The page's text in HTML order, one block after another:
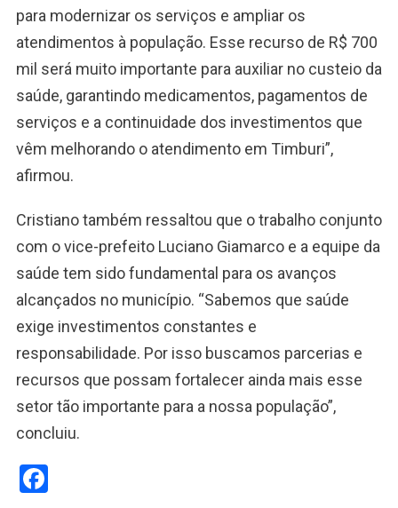
para modernizar os serviços e ampliar os
atendimentos à população. Esse recurso de R$ 700
mil será muito importante para auxiliar no custeio da
saúde, garantindo medicamentos, pagamentos de
serviços e a continuidade dos investimentos que
vêm melhorando o atendimento em Timburi”,
afirmou.
Cristiano também ressaltou que o trabalho conjunto
com o vice-prefeito Luciano Giamarco e a equipe da
saúde tem sido fundamental para os avanços
alcançados no município. “Sabemos que saúde
exige investimentos constantes e
responsabilidade. Por isso buscamos parcerias e
recursos que possam fortalecer ainda mais esse
setor tão importante para a nossa população”,
concluiu.
Facebook